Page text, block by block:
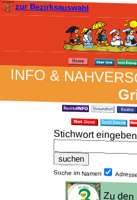
zur Bezirksauswahl
INFO &
Stich­wort ein­geben
Suche im Namen Adresse